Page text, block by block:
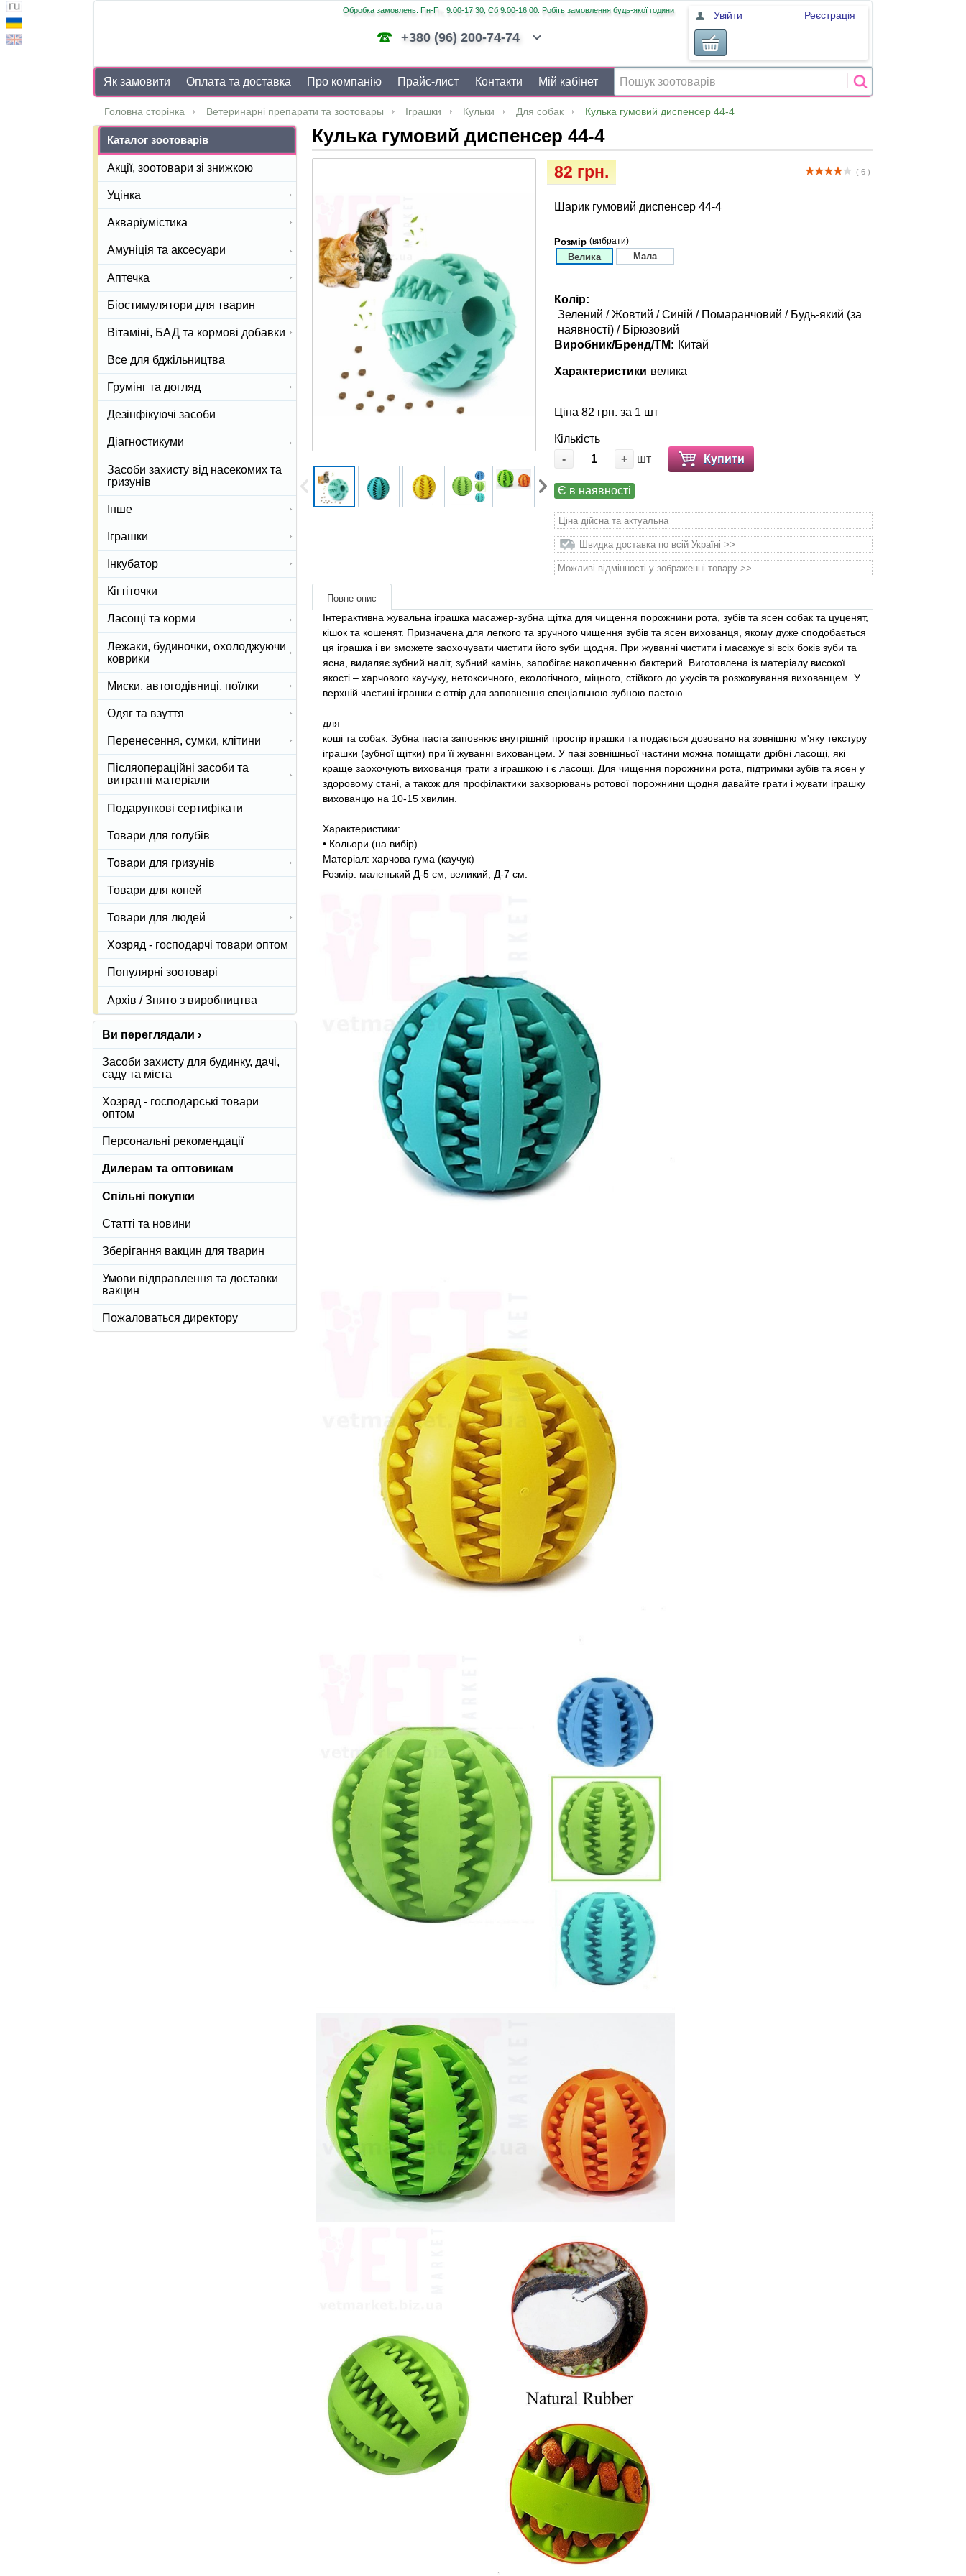
Обробка замовлень: Пн-Пт, 9.00-17.30, Сб 9.00-16.00. Робіть замовлення будь-якої години
+380 (96) 200-74-74
Увійти Реєстрація
Як замовити Оплата та доставка Про компанію Прайс-лист Контакти Мій кабінет
Головна сторінка Ветеринарні препарати та зоотовары Іграшки Кульки Для собак Кулька гумовий диспенсер 44-4
Кулька гумовий диспенсер 44-4
( 6 )
82 грн.
Шарик гумовий диспенсер 44-4
Розмір(вибрати)
Велика Мала
Колір:
Зелений / Жовтий / Синій / Помаранчовий / Будь-який (за
наявності) / Бірюзовий
Виробник/Бренд/ТМ: Китай
Характеристики велика
Ціна 82 грн. за 1 шт
Кількість
-
+ шт Купити
Є в наявності
Ціна дійсна та актуальна
Швидка доставка по всій Україні >>
Можливі відмінності у зображенні товару >>
Повне опис
Інтерактивна жувальна іграшка масажер-зубна щітка для чищення порожнини рота, зубів та ясен собак та цуценят,
кішок та кошенят. Призначена для легкого та зручного чищення зубів та ясен вихованця, якому дуже сподобається
ця іграшка і ви зможете заохочувати чистити його зуби щодня. При жуванні чистити і масажує зі всіх боків зуби та
ясна, видаляє зубний наліт, зубний камінь, запобігає накопиченню бактерий. Виготовлена ​​із матеріалу високої
якості – харчового каучуку, нетоксичного, екологічного, міцного, стійкого до укусів та розжовування вихованцем. У
верхній частині іграшки є отвір для заповнення спеціальною зубною пастою
для
коші та собак. Зубна паста заповнює внутрішній простір іграшки та подається дозовано на зовнішню м'яку текстуру
іграшки (зубної щітки) при її жуванні вихованцем. У пазі зовнішньої частини можна поміщати дрібні ласощі, які
краще заохочують вихованця грати з іграшкою і є ласощі. Для чищення порожнини рота, підтримки зубів та ясен у
здоровому стані, а також для профілактики захворювань ротової порожнини щодня давайте грати і жувати іграшку
вихованцю на 10-15 хвилин.
Характеристики:
• Кольори (на вибір).
Матеріал: харчова гума (каучук)
Розмір: маленький Д-5 см, великий, Д-7 см.
Каталог зоотоварів
Акції, зоотовари зі знижкою
Уцінка
Акваріумістика
Амуніція та аксесуари
Аптечка
Біостимулятори для тварин
Вітаміні, БАД та кормові добавки
Все для бджільництва
Грумінг та догляд
Дезінфікуючі засоби
Діагностикуми
Засоби захисту від насекомих та
гризунів
Інше
Іграшки
Інкубатор
Кігтіточки
Ласощі та корми
Лежаки, будиночки, охолоджуючи
коврики
Миски, автогодівниці, поїлки
Одяг та взуття
Перенесення, сумки, клітини
Післяопераційні засоби та
витратні матеріали
Подарункові сертифікати
Товари для голубів
Товари для гризунів
Товари для коней
Товари для людей
Хозряд - господарчі товари оптом
Популярні зоотоварі
Архів / Знято з виробництва
Ви переглядали ›
Засоби захисту для будинку, дачі,
саду та міста
Хозряд - господарські товари
оптом
Персональні рекомендації
Дилерам та оптовикам
Спільні покупки
Статті та новини
Зберігання вакцин для тварин
Умови відправлення та доставки
вакцин
Пожаловаться директору